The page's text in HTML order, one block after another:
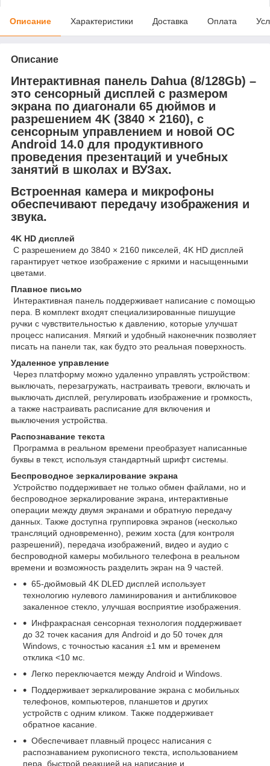
Описание Характеристики Доставка Оплата
Описание
Интерактивная панель Dahua (8/128Gb) –
это сенсорный дисплей с размером
экрана по диагонали 65 дюймов и
разрешением 4K (3840 × 2160), с
сенсорным управлением и новой ОС
Android 14.0 для продуктивного
проведения презентаций и учебных
занятий в школах и ВУЗах.
Встроенная камера и микрофоны
обеспечивают передачу изображения и
звука.
4K HD дисплей
С разрешением до 3840 × 2160 пикселей, 4K HD дисплей
гарантирует четкое изображение с яркими и насыщенными
цветами.
Плавное письмо
Интерактивная панель поддерживает написание с помощью
пера. В комплект входят специализированные пишущие
ручки с чувствительностью к давлению, которые улучшат
процесс написания. Мягкий и удобный наконечник позволяет
писать на панели так, как будто это реальная поверхность.
Удаленное управление
Через платформу можно удаленно управлять устройством:
выключать, перезагружать, настраивать тревоги, включать и
выключать дисплей, регулировать изображение и громкость,
а также настраивать расписание для включения и
выключения устройства.
Распознавание текста
Программа в реальном времени преобразует написанные
буквы в текст, используя стандартный шрифт системы.
Беспроводное зеркалирование экрана
Устройство поддерживает не только обмен файлами, но и
беспроводное зеркалирование экрана, интерактивные
операции между двумя экранами и обратную передачу
данных. Также доступна группировка экранов (несколько
трансляций одновременно), режим хоста (для контроля
разрешений), передача изображений, видео и аудио с
беспроводной камеры мобильного телефона в реальном
времени и возможность разделить экран на 9 частей.
65-дюймовый 4K DLED дисплей использует
технологию нулевого ламинирования и антибликовое
закаленное стекло, улучшая восприятие изображения.
Инфракрасная сенсорная технология поддерживает
до 32 точек касания для Android и до 50 точек для
Windows, с точностью касания ±1 мм и временем
отклика <10 мс.
Легко переключается между Android и Windows.
Поддерживает зеркалирование экрана с мобильных
телефонов, компьютеров, планшетов и других
устройств с одним кликом. Также поддерживает
обратное касание.
Обеспечивает плавный процесс написания с
распознаванием рукописного текста, использованием
пера, быстрой реакцией на написание и